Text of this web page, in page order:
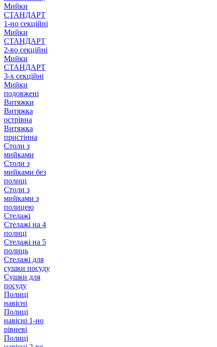
Мийки
СТАНДАРТ
1-но секційні
Мийки
СТАНДАРТ
2-во секційні
Мийки
СТАНДАРТ
3-х секційні
Мийки
подовжені
Витяжки
Витяжка
острівна
Витяжка
пристінна
Столи з
мийками
Столи з
мийками без
полиці
Столи з
мийками з
полицею
Стелажі
Стелажі на 4
полиці
Стелажі на 5
полиць
Стелажі для
сушки посуду
Сушки для
посуду
Полиці
навісні
Полиці
навісні 1-но
рівневі
Полиці